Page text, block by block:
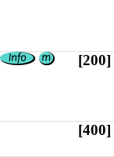
[200]
[400]